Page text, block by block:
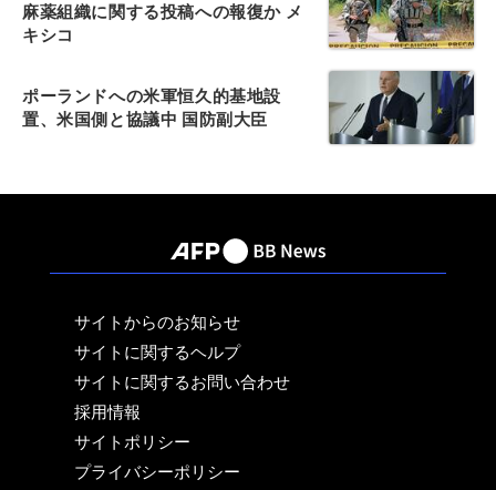
麻薬組織に関する投稿への報復か メ
キシコ
ポーランドへの米軍恒久的基地設
置、米国側と協議中 国防副大臣
サイトからのお知らせ
サイトに関するヘルプ
サイトに関するお問い合わせ
採用情報
サイトポリシー
プライバシーポリシー